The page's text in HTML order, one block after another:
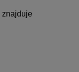
znajduje